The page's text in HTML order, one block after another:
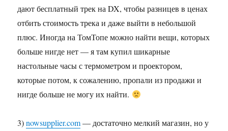
дают бесплатный трек на DX, чтобы разницев в ценах
отбить стоимость трека и даже выйти в небольшой
плюс. Иногда на ТомТопе можно найти вещи, которых
больше нигде нет — я там купил шикарные
настольные часы с термометром и проектором,
которые потом, к сожалению, пропали из продажи и
нигде больше не могу их найти.
3)nowsupplier.com— достаточно мелкий магазин, но у